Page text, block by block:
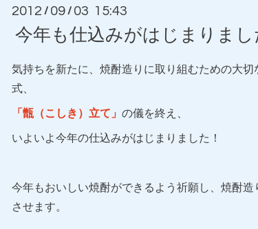
2012 / 09 / 03 15:43
今年も仕込みがはじまりまし
気持ちを新たに、焼酎造りに取り組むための大切
式、
「甑（こしき）立て」 の儀を終え、
いよいよ今年の仕込みがはじまりました！
今年もおいしい焼酎ができるよう祈願し、焼酎造
させます。